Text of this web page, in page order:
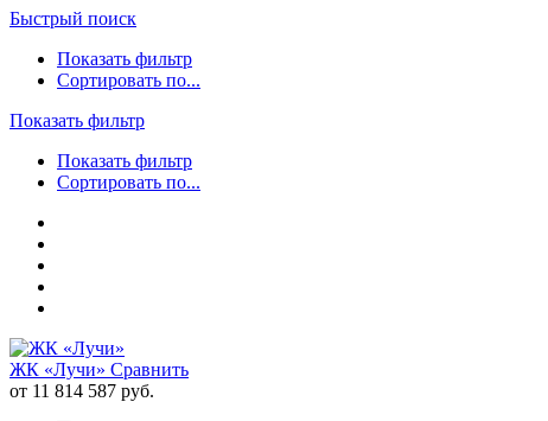
Быстрый поиск
Показать фильтр
Сортировать по...
Показать фильтр
Показать фильтр
Сортировать по...
ЖК «Лучи» Сравнить
от 11 814 587 руб.